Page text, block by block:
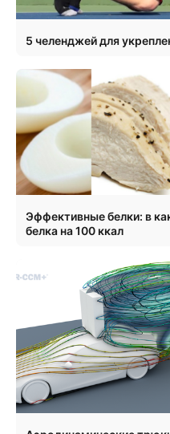
5 челенджей для
Эффективные белки: в
белка на 100 ккал